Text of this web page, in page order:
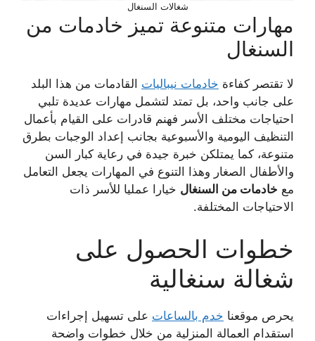
شغالات السنغال
مهارات متنوعة تميز خادمات من
السنغال
لا تقتصر كفاءة خادمات نيباليات القادمات من هذا البلد
على جانب واحد، بل تمتد لتشمل مهارات عديدة تلبي
احتياجات مختلف الأسر فهنم قادرات على القيام بأعمال
التنظيف اليومية والأسبوعية بجانب إعداد الوجبات بطرق
متنوعة، كما يمتلكن خبرة جيدة في رعاية كبار السن
والأطفال الصغار وهذا التنوع في المهارات يجعل التعامل
مع خادمات من السنغال خيارا عمليا للأسر ذات
الاحتياجات المختلفة.
خطوات الحصول على
شغالة سنغالية
يحرص موقعنا خدم بالساعات على تسهيل إجراءات
استقدام العمالة المنزلية من خلال خطوات واضحة